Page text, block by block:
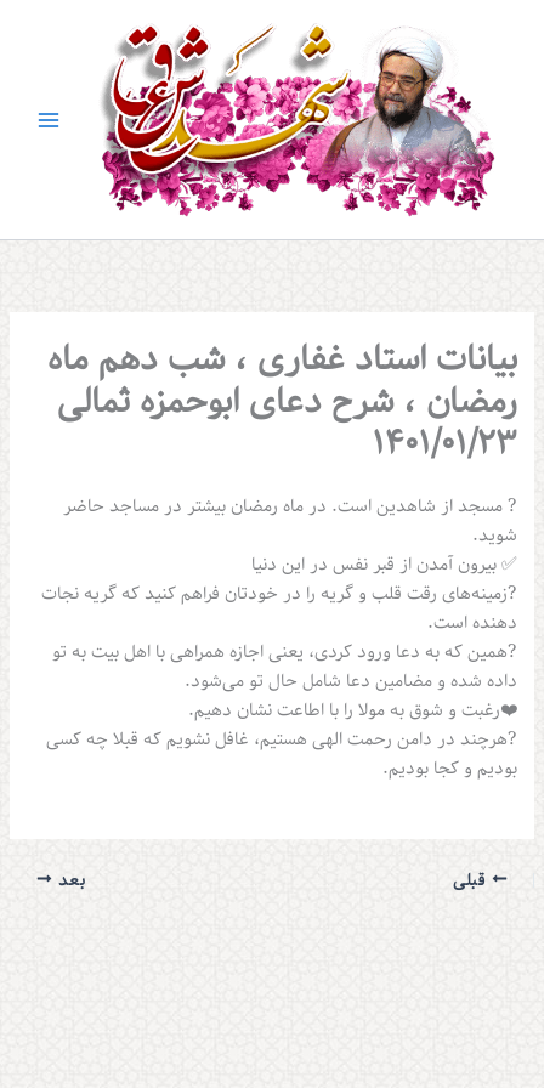
بیانات استاد غفاری ، شب دهم ماه
رمضان ، شرح دعای ابوحمزه ثمالی
۱۴۰1/01/23
? مسجد از شاهدین است. در ماه رمضان بیشتر در مساجد حاضر
شوید.
✅ بیرون آمدن از قبر نفس در این دنیا
?زمینه‌های رقت قلب و گریه را در خودتان فراهم کنید که گریه نجات
دهنده است.
?همین که به دعا ورود کردی، یعنی اجازه همراهی با اهل بیت به تو
داده شده و مضامین دعا شامل حال تو می‌شود.
❤️رغبت و شوق به مولا را با اطاعت نشان دهیم.
?هرچند در دامن رحمت الهی هستیم، غافل نشویم که قبلا چه کسی
بودیم و کجا بودیم.
قبلی بعد